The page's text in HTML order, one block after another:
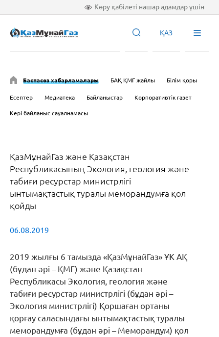
Көру қабілеті нашар адамдар үшін
ҚАЗ
Баспасөз хабарламалары БАҚ ҚМГ жайлы Білім қоры
Есептер Медиатека Байланыстар Корпоративтік газет
Кері байланыс сауалнамасы
ҚазМұнайГаз және Қазақстан
Республикасының Экология, геология және
табиғи ресурстар министрлігі
ынтымақтастық туралы меморандумға қол
қойды
06.08.2019
2019 жылғы 6 тамызда «ҚазМұнайГаз» ҰК АҚ
(бұдан әрі – ҚМГ) және Қазақстан
Республикасы Экология, геология және
табиғи ресурстар министрлігі (бұдан әрі –
Экология министрлігі) Қоршаған ортаны
қорғау саласындағы ынтымақтастық туралы
меморандумға (бұдан әрі – Меморандум) қол